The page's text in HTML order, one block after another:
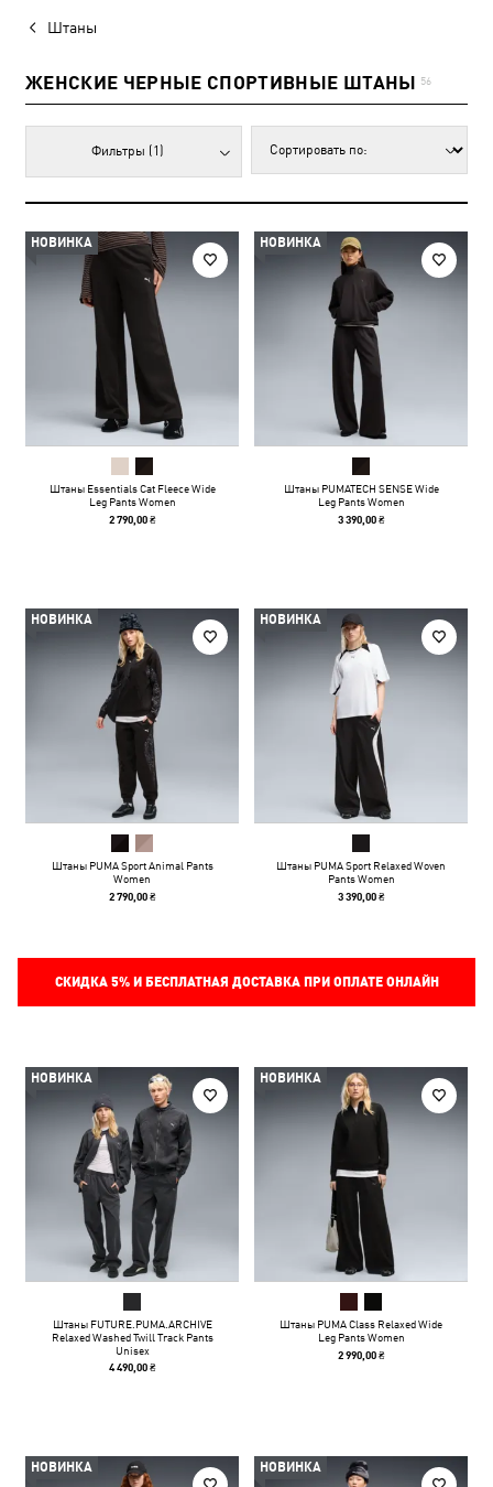
Штаны
ЖЕНСКИЕ ЧЕРНЫЕ СПОРТИВНЫЕ ШТАНЫ 56
Фильтры (1)
НОВИНКА
Штаны Essentials Cat Fleece Wide
Leg Pants Women
2 790,00 ₴
НОВИНКА
Штаны PUMATECH SENSE Wide
Leg Pants Women
3 390,00 ₴
НОВИНКА
Штаны PUMA Sport Animal Pants
Women
2 790,00 ₴
НОВИНКА
Штаны PUMA Sport Relaxed Woven
Pants Women
3 390,00 ₴
СКИДКА 5%И БЕСПЛАТНАЯ ДОСТАВКА ПРИ ОПЛАТЕ ОНЛАЙН
НОВИНКА
Штаны FUTURE.PUMA.ARCHIVE
Relaxed Washed Twill Track Pants
Unisex
4 490,00 ₴
НОВИНКА
Штаны PUMA Class Relaxed Wide
Leg Pants Women
2 990,00 ₴
НОВИНКА НОВИНКА